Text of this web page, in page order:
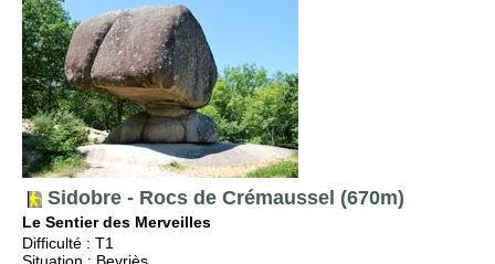
Sidobre - Rocs de Crémaussel (670m)
Le Sentier des Merveilles
Difficulté : T1